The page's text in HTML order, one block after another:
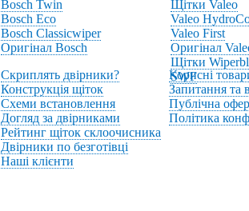
Bosch Twin
Bosch Eco
Bosch Classicwiper
Оригінал Bosch
Щітки Valeo
Valeo
Valeo First
Оригінал
Щітки
SWF
Скриплять двірники?
Конструкція щіток
Схеми встановлення
Догляд за двірниками
Рейтинг щіток склоочисника
Двірники по безготівці
Наші клієнти
Корисні
Запитання та
Публічна
Політика